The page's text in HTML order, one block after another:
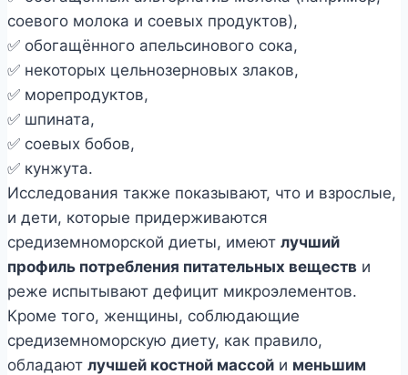
соевого молока и соевых продуктов),
✅ обогащённого апельсинового сока,
✅ некоторых цельнозерновых злаков,
✅ морепродуктов,
✅ шпината,
✅ соевых бобов,
✅ кунжута.
Исследования также показывают, что и взрослые,
и дети, которые придерживаются
средиземноморской диеты, имеют лучший
профиль потребления питательных веществ и
реже испытывают дефицит микроэлементов.
Кроме того, женщины, соблюдающие
средиземноморскую диету, как правило,
обладают лучшей костной массой и меньшим